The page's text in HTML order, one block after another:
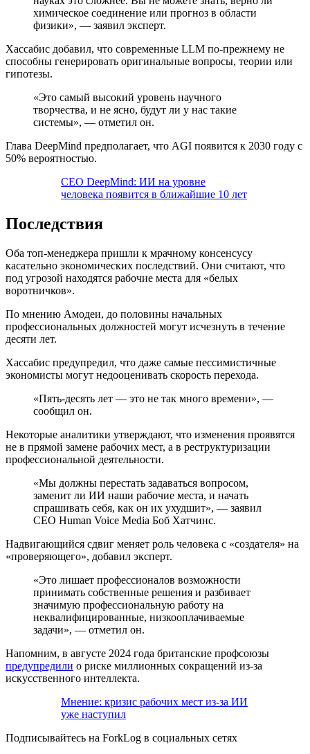
химическое соединение или прогноз в области
физики», — заявил эксперт.
Хассабис добавил, что современные LLM по-прежнему не
способны генерировать оригинальные вопросы, теории или
гипотезы.
«Это самый высокий уровень научного
творчества, и не ясно, будут ли у нас такие
системы», — отметил он.
Глава DeepMind предполагает, что AGI появится к 2030 году с
50% вероятностью.
CEO DeepMind: ИИ на уровне
человека появится в ближайшие 10 лет
Последствия
Оба топ-менеджера пришли к мрачному консенсусу
касательно экономических последствий. Они считают, что
под угрозой находятся рабочие места для «белых
воротничков».
По мнению Амодеи, до половины начальных
профессиональных должностей могут исчезнуть в течение
десяти лет.
Хассабис предупредил, что даже самые пессимистичные
экономисты могут недооценивать скорость перехода.
«Пять-десять лет — это не так много времени», —
сообщил он.
Некоторые аналитики утверждают, что изменения проявятся
не в прямой замене рабочих мест, а в реструктуризации
профессиональной деятельности.
«Мы должны перестать задаваться вопросом,
заменит ли ИИ наши рабочие места, и начать
спрашивать себя, как он их ухудшит», — заявил
CEO Human Voice Media Боб Хатчинс.
Надвигающийся сдвиг меняет роль человека с «создателя» на
«проверяющего», добавил эксперт.
«Это лишает профессионалов возможности
принимать собственные решения и разбивает
значимую профессиональную работу на
неквалифицированные, низкооплачиваемые
задачи», — отметил он.
Напомним, в августе 2024 года британские профсоюзы
предупредили о риске миллионных сокращений из-за
искусственного интеллекта.
Мнение: кризис рабочих мест из-за ИИ
уже наступил
Подписывайтесь на ForkLog в социальных сетях